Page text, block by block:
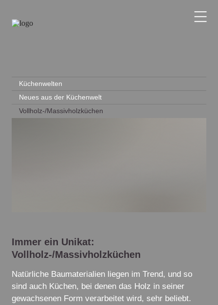
Küchenwelten
Neues aus der Küchenwelt
Vollholz-/Massivholzküchen
Immer ein Unikat:
Vollholz-/Massivholzküchen
Natürliche Baumaterialien liegen im Trend, und so
sind auch Küchen, bei denen das Holz in seiner
gewachsenen Form verarbeitet wird, sehr beliebt.